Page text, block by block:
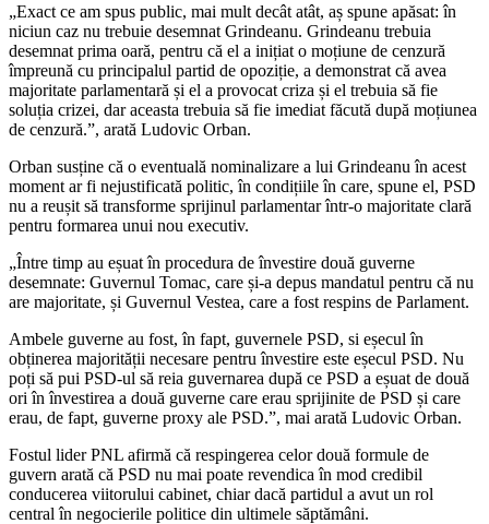
„Exact ce am spus public, mai mult decât atât, aș spune apăsat: în
niciun caz nu trebuie desemnat Grindeanu. Grindeanu trebuia
desemnat prima oară, pentru că el a inițiat o moțiune de cenzură
împreună cu principalul partid de opoziție, a demonstrat că avea
majoritate parlamentară și el a provocat criza și el trebuia să fie
soluția crizei, dar aceasta trebuia să fie imediat făcută după moțiunea
de cenzură.”, arată Ludovic Orban.
Orban susține că o eventuală nominalizare a lui Grindeanu în acest
moment ar fi nejustificată politic, în condițiile în care, spune el, PSD
nu a reușit să transforme sprijinul parlamentar într-o majoritate clară
pentru formarea unui nou executiv.
„Între timp au eșuat în procedura de învestire două guverne
desemnate: Guvernul Tomac, care și-a depus mandatul pentru că nu
are majoritate, și Guvernul Vestea, care a fost respins de Parlament.
Ambele guverne au fost, în fapt, guvernele PSD, si eșecul în
obținerea majorității necesare pentru învestire este eșecul PSD. Nu
poți să pui PSD-ul să reia guvernarea după ce PSD a eșuat de două
ori în învestirea a două guverne care erau sprijinite de PSD și care
erau, de fapt, guverne proxy ale PSD.”, mai arată Ludovic Orban.
Fostul lider PNL afirmă că respingerea celor două formule de
guvern arată că PSD nu mai poate revendica în mod credibil
conducerea viitorului cabinet, chiar dacă partidul a avut un rol
central în negocierile politice din ultimele săptămâni.